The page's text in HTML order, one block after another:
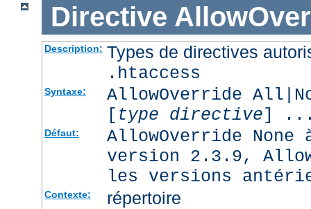
Directive
Description: Types de directives
.htaccess
Syntaxe:
AllowOverride
[ type directive]
Défaut:
AllowOverride
version 2.3.9,
les versions
Contexte: répertoire